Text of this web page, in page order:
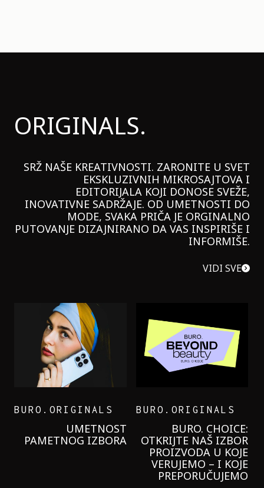
ORIGINALS.
SRŽ NAŠE KREATIVNOSTI. ZARONITE U SVET
EKSKLUZIVNIH MIKROSAJTOVA I
EDITORIJALA KOJI DONOSE SVEŽE,
INOVATIVNE SADRŽAJE. OD UMETNOSTI DO
MODE, SVAKA PRIČA JE ORGINALNO
PUTOVANJE DIZAJNIRANO DA VAS INSPIRIŠE I
INFORMIŠE.
VIDI SVE
GARNIER KREMU I
NIKADA NIŠTA
LAGANIJE NISAM
KORISTILA